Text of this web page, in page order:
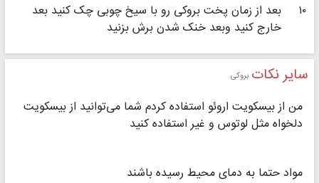
۱۰
بعد از زمان پخت بروکی رو با سیخ چوبی چک کنید بعد
خارج کنید وبعد خنک شدن برش بزنید
سایر نکات بروکی
من از بیسکویت اروئو استفاده کردم شما می‌توانید از بیسکویت
دلخواه مثل لوتوس و غیر استفاده کنید
مواد حتما به دمای محیط رسیده باشند